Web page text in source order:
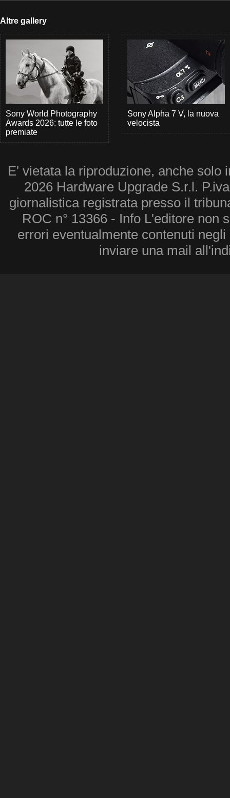
Altre gallery
Sony World Photography
Awards 2026: tutte le foto
premiate
Sony Alpha 7 V, la nuova
velocista
E' vietata la riproduzione, anche solo
2026 Hardware Upgrade S.r.l.
giornalistica registrata presso il
ROC n° 13366 - Info L'editore non
errori eventualmente contenuti
inviare una mail